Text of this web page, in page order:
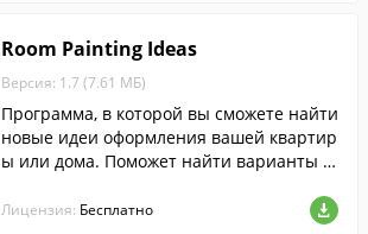
Room Painting Ideas
Версия: 1.7 (7.61 МБ)
Программа, в которой вы сможете найти
новые идеи оформления вашей квартир
ы или дома. Поможет найти варианты д
нат.
Лицензия: Бесплатно